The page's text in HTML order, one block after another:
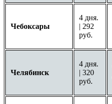
Чебоксары
4 дня.
| 292
руб.
Челябинск
4 дня.
| 320
руб.